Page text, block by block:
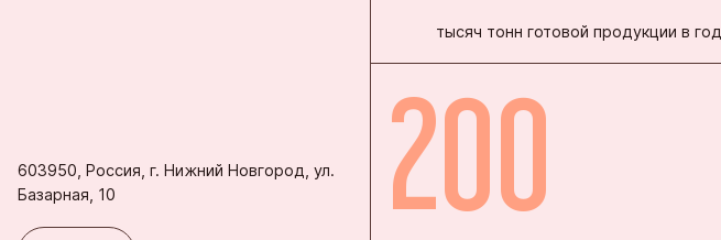
603950, Россия, г. Нижний Новгород, ул.
Базарная, 10
тысяч тонн готовой продукции в год
200